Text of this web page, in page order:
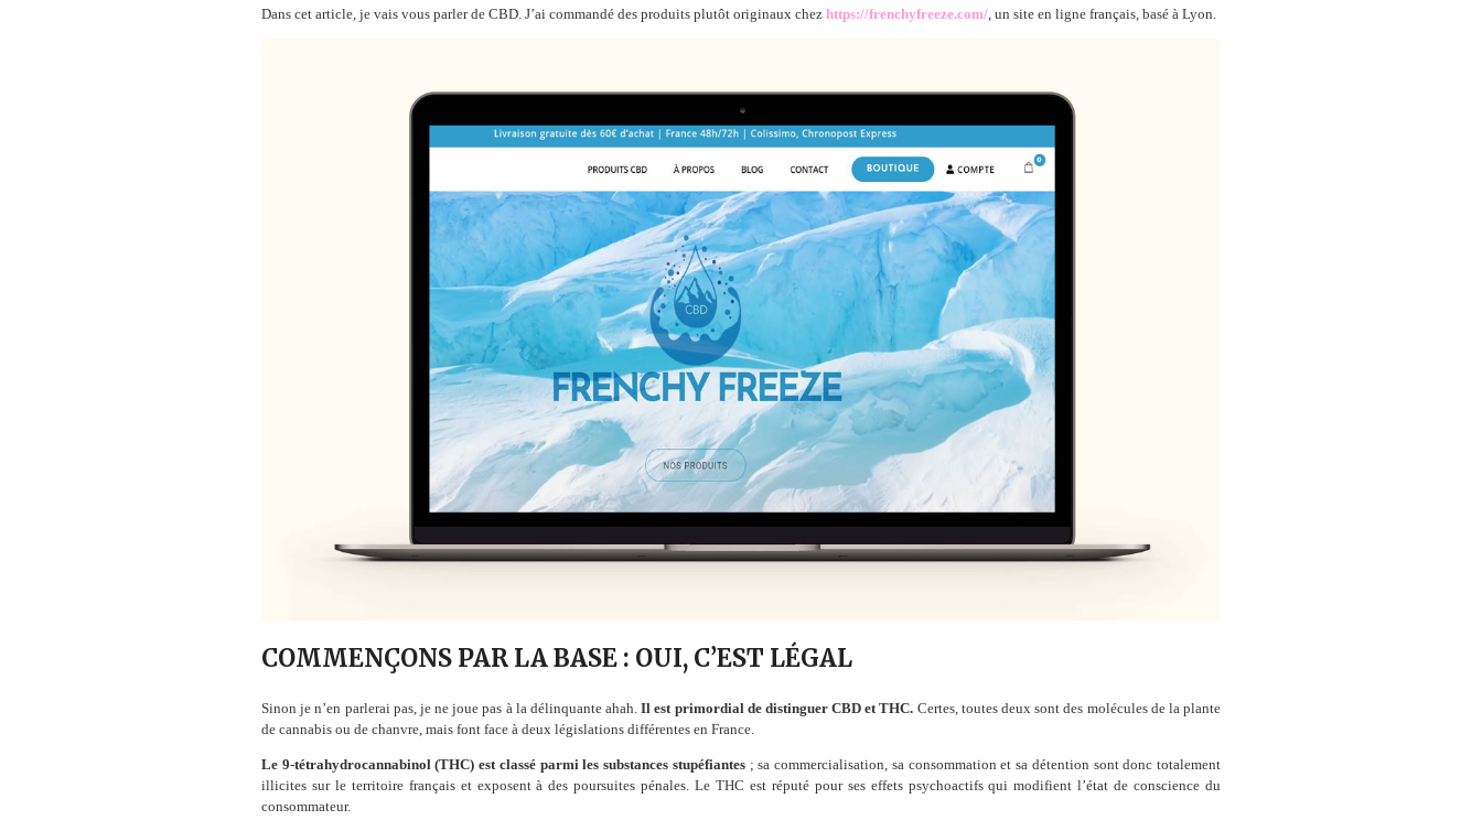
Dans cet article, je vais vous parler de CBD. J’ai commandé des produits plutôt originaux chez https://frenchyfreeze.com/, un site en ligne français, basé à Lyon.
COMMENÇONS PAR LA BASE : OUI, C’EST LÉGAL
Sinon je n’en parlerai pas, je ne joue pas à la délinquante ahah. Il est primordial de distinguer CBD et THC. Certes, toutes deux sont des molécules de la plante
de cannabis ou de chanvre, mais font face à deux législations différentes en France.
Le 9-tétrahydrocannabinol (THC) est classé parmi les substances stupéfiantes; sa commercialisation, sa consommation et sa détention sont donc totalement
illicites sur le territoire français et exposent à des poursuites pénales. Le THC est réputé pour ses effets psychoactifs qui modifient l’état de conscience du
consommateur.